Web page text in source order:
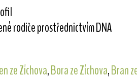
rodiče prostřednictvím DNA
ze Zíchova,Bora ze Zíchova,Bran